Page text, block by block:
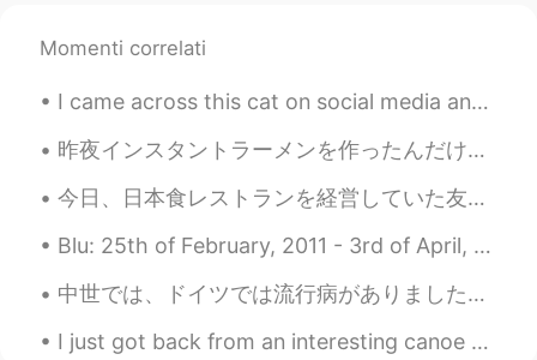
Aki
意欲が必要です！ 気にしない事が1番だと
思います！！
2021.06.06 04:16
@Kazu
残念ながら、アメリカでも状況が
改善されていません。最近、この事は全世
界の問題ですね 😅
Momenti correlati
I came across this cat on social media and I think he’s so cute! I would love to see a cat like t...
昨夜インスタントラーメンを作ったんだけど1袋で足りないなーって思っててソーセージとチンゲン菜を入れて食べ終わったら普通にお腹いっぱいすぎたのでまたパッケージを見たらやっぱり1袋で2人前だった 絶...
今日、日本食レストランを経営していた友人が私を彼のレストランに迎えてくれました! 刺身が食べられないので友達にあげました!イクラだけでど😉 牛肉は宮崎産だと言ってくれました！ 最初は本当に彼を信...
Blu: 25th of February, 2011 - 3rd of April, 2020 Rest in peace, my sweet baby. A picture for ea...
中世では、ドイツでは流行病がありました。たくさん人が命を落としました。十分な知識がなかったので、病気の理由が適切に理解されてないでした。その時の医者は病気から身を守るために、この服を着ていました...
I just got back from an interesting canoe trip with some students. The lakes were connected by tu...